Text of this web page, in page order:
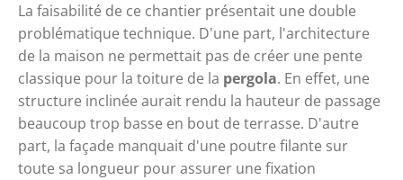
La faisabilité de ce chantier présentait une double
problématique technique. D'une part, l'architecture
de la maison ne permettait pas de créer une pente
classique pour la toiture de la pergola. En effet, une
structure inclinée aurait rendu la hauteur de passage
beaucoup trop basse en bout de terrasse. D'autre
part, la façade manquait d'une poutre filante sur
toute sa longueur pour assurer une fixation